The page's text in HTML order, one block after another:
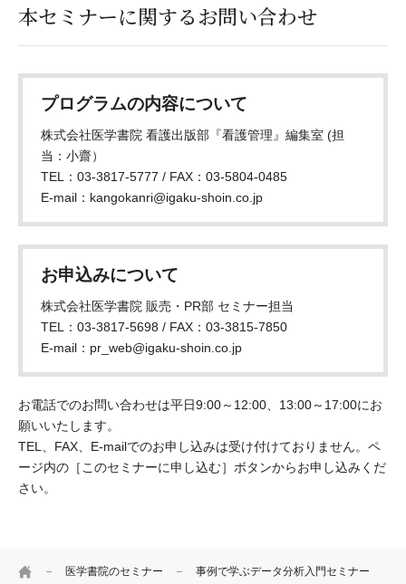
HOME 医学書院のセミナー 事例で学ぶデータ分析入門セミナー
本セミナーに関するお問い合わせ
プログラムの内容について
株式会社医学書院 看護出版部『看護管理』編集室 (担
当：小齋）
TEL：03-3817-5777 / FAX：03-5804-0485
E-mail：kangokanri@igaku-shoin.co.jp
お申込みについて
株式会社医学書院 販売・PR部 セミナー担当
TEL：03-3817-5698 / FAX：03-3815-7850
E-mail：pr_web@igaku-shoin.co.jp
お電話でのお問い合わせは平日9:00～12:00、13:00～17:00にお
願いいたします。
TEL、FAX、E-mailでのお申し込みは受け付けておりません。ペ
ージ内の［このセミナーに申し込む］ボタンからお申し込みくだ
さい。